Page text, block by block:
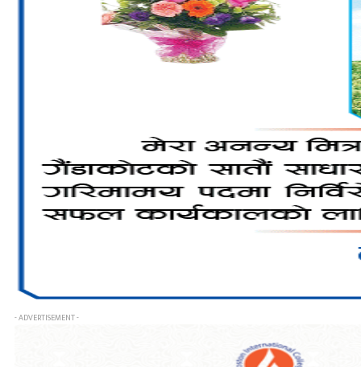
- ADVERTISEMENT -